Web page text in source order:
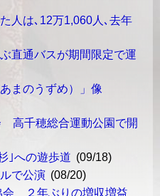
人は､12万1,060人､去年
直通バスが期間限定で運
まのうずめ）」像
高千穂総合運動公園で開
｣への遊歩道 (09/18)
で公演 (08/20)
２年ぶりの増収増益